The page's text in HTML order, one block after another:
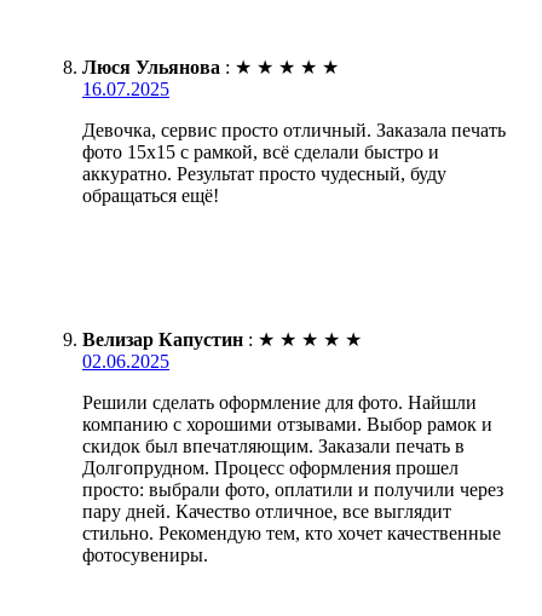
Люся Ульянова : ★ ★ ★ ★ ★
16.07.2025
Девочка, сервис просто отличный. Заказала печать
фото 15х15 с рамкой, всё сделали быстро и
аккуратно. Результат просто чудесный, буду
обращаться ещё!
Велизар Капустин : ★ ★ ★ ★ ★
02.06.2025
Решили сделать оформление для фото. Найшли
компанию с хорошими отзывами. Выбор рамок и
скидок был впечатляющим. Заказали печать в
Долгопрудном. Процесс оформления прошел
просто: выбрали фото, оплатили и получили через
пару дней. Качество отличное, все выглядит
стильно. Рекомендую тем, кто хочет качественные
фотосувениры.